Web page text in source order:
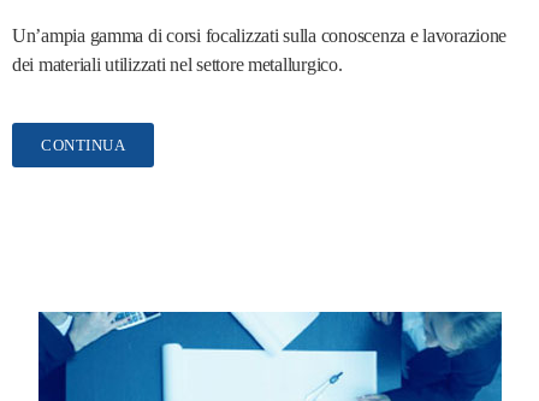
Un’ampia gamma di corsi focalizzati sulla conoscenza e lavorazione
dei materiali utilizzati nel settore metallurgico.
CONTINUA